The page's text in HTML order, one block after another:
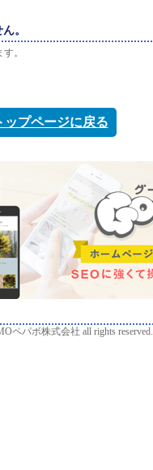
。
。
ップページに戻る
ペパボ株式会社 all rights reserved.